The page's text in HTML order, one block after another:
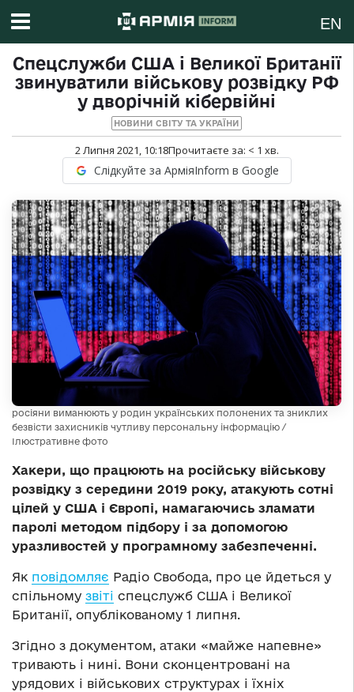
EN
Спецслужби США і Великої Британії
звинуватили військову розвідку РФ
у дворічній кібервійні
НОВИНИ СВІТУ ТА УКРАЇНИ
2 Липня 2021, 10:18Прочитаєте за: < 1 хв.
Слідкуйте за АрміяInform в Google
росіяни виманюють у родин українських полонених та зниклих
безвісти захисників чутливу персональну інформацію /
Ілюстративне фото
Хакери, що працюють на російську військову
розвідку з середини 2019 року, атакують сотні
цілей у США і Європі, намагаючись зламати
паролі методом підбору і за допомогою
уразливостей у програмному забезпеченні.
Як повідомляє Радіо Свобода, про це йдеться у
спільному звіті спецслужб США і Великої
Британії, опублікованому 1 липня.
Згідно з документом, атаки «майже напевне»
тривають і нині. Вони сконцентровані на
урядових і військових структурах і їхніх